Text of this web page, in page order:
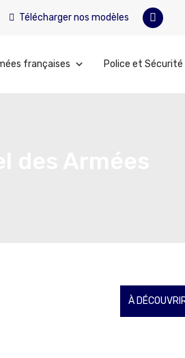
Télécharger nos modèles
françaises Police et Sécurité
À